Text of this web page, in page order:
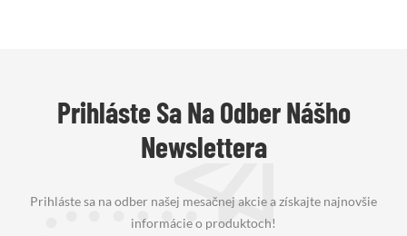
Prihláste Sa Na Odber Nášho
Newslettera
Prihláste sa na odber našej mesačnej akcie a získajte najnovšie
informácie o produktoch!